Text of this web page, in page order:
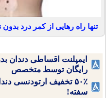
تنها راه رهایی از کمر درد
ایمپلنت اقساطی دندان
رایگان توسط متخصص
۵۰٪ تخفیف ارتودنسی
سفته!